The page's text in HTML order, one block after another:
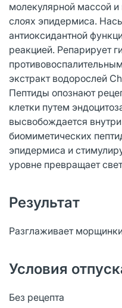
молекулярной массой и
слоях эпидермиса.
антиоксидантной
реакцией. Репарирует
экстракт водорослей
Пептиды опознают
клетки путем
высвобождается
биомиметических
эпидермиса и
уровне превращает
Результат
Разглаживает
Условия
Без рецепта